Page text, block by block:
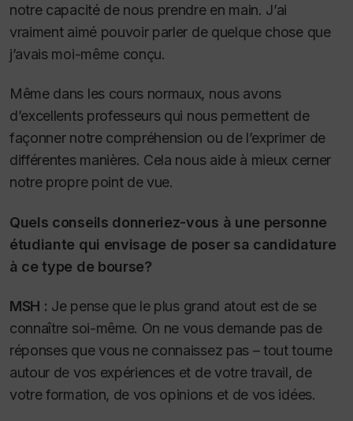
notre capacité de nous prendre en main. J’ai
vraiment aimé pouvoir parler de quelque chose que
j’avais moi-même conçu.
Même dans les cours normaux, nous avons
d’excellents professeurs qui nous permettent de
façonner notre compréhension ou de l’exprimer de
différentes manières. Cela nous aide à mieux cerner
notre propre point de vue.
Quels conseils donneriez-vous à une personne
étudiante qui envisage de poser sa candidature
à ce type de bourse?
MSH : Je pense que le plus grand atout est de se
connaître soi-même. On ne vous demande pas de
réponses que vous ne connaissez pas – tout tourne
autour de vos expériences et de votre travail, de
votre formation, de vos opinions et de vos idées.